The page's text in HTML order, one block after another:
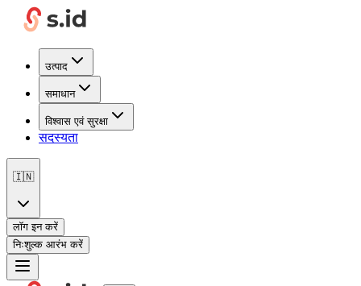
उत्पाद
समाधान
विश्वास एवं सुरक्षा
सदस्यता
🇮🇳
लॉग इन करें
निःशुल्क आरंभ करें